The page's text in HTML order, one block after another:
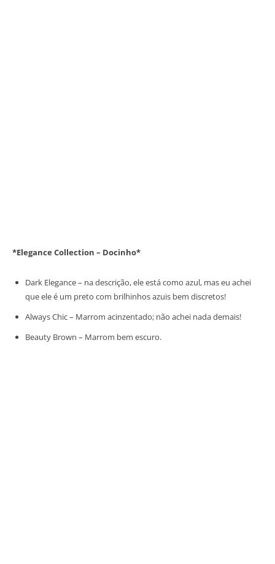
*Elegance Collection – Docinho*
Dark Elegance – na descrição, ele está como azul, mas eu achei
que ele é um preto com brilhinhos azuis bem discretos!
Always Chic – Marrom acinzentado; não achei nada demais!
Beauty Brown – Marrom bem escuro.